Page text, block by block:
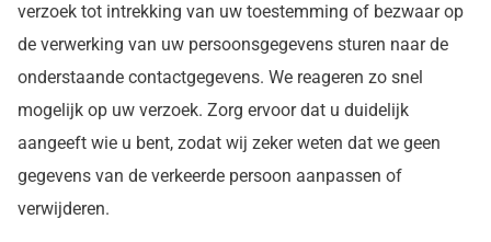
verzoek tot intrekking van uw toestemming of bezwaar op
de verwerking van uw persoonsgegevens sturen naar de
onderstaande contactgegevens. We reageren zo snel
mogelijk op uw verzoek. Zorg ervoor dat u duidelijk
aangeeft wie u bent, zodat wij zeker weten dat we geen
gegevens van de verkeerde persoon aanpassen of
verwijderen.